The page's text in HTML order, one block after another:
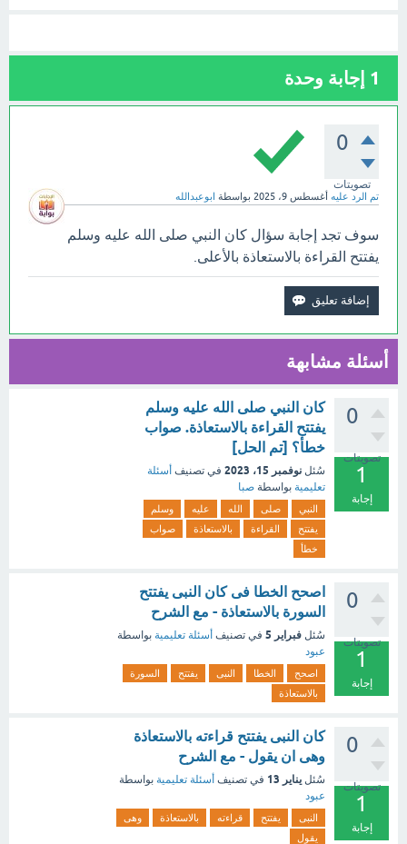
1 إجابة وحدة
0
تصويتات
تم الرد عليه أغسطس 9، 2025 بواسطة ابوعبدالله
سوف تجد إجابة سؤال كان النبي صلى الله عليه وسلم
يفتتح القراءة بالاستعاذة بالأعلى.
أسئلة مشابهة
0
تصويتات
1
إجابة
كان النبي صلى الله عليه وسلم
يفتتح القراءة بالاستعاذة. صواب
خطأ؟ [تم الحل]
سُئل نوفمبر 15، 2023 في تصنيف أسئلة
تعليمية بواسطة صبا
النبي صلى الله عليه
وسلم
يفتتح
القراءة بالاستعاذة
صواب
خطأ
0
تصويتات
1
إجابة
اصحح الخطا فى كان النبى يفتتح
السورة بالاستعاذة - مع الشرح
سُئل فبراير 5 في تصنيف أسئلة تعليمية بواسطة
عبود
اصحح الخطا النبى يفتتح
السورة
بالاستعاذة
0
تصويتات
1
إجابة
كان النبى يفتتح قراءته بالاستعاذة
وهى ان يقول - مع الشرح
سُئل يناير 13 في تصنيف أسئلة تعليمية بواسطة
عبود
النبى يفتتح قراءته بالاستعاذة
وهى
يقول